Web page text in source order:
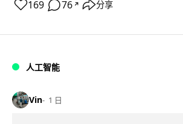
169 76 ↗ 分享
人工智能
Vin 1 日